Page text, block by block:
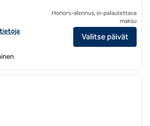
Hampton Inn & Suites San Francisco-
Honors-alennus, ei-palautettava
maksu
Valitse päivät